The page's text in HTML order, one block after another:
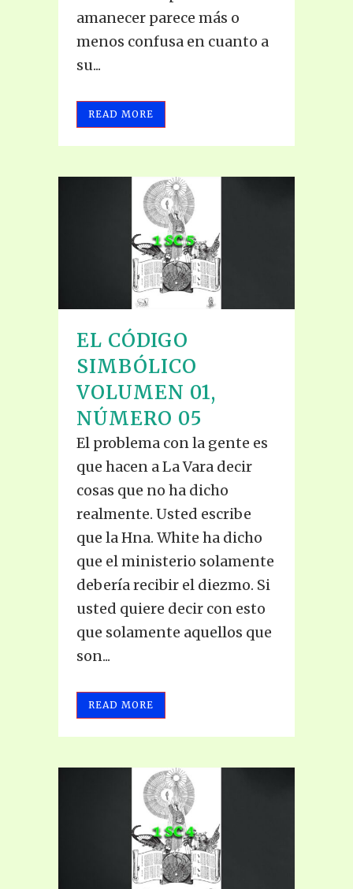
amanecer parece más o
menos confusa en cuanto a
su...
READ MORE
EL CÓDIGO
SIMBÓLICO
VOLUMEN 01,
NÚMERO 05
El problema con la gente es
que hacen a La Vara decir
cosas que no ha dicho
realmente. Usted escribe
que la Hna. White ha dicho
que el ministerio solamente
debería recibir el diezmo. Si
usted quiere decir con esto
que solamente aquellos que
son...
READ MORE